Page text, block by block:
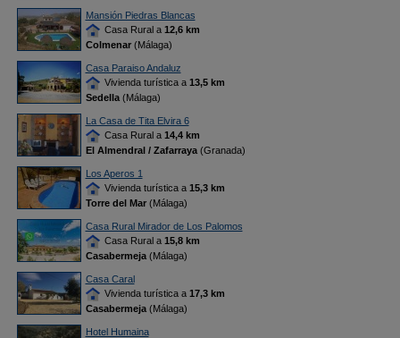
Mansión Piedras Blancas
Casa Rural a 12,6 km
Colmenar(Málaga)
Casa Paraiso Andaluz
Vivienda turística a 13,5 km
Sedella(Málaga)
La Casa de Tita Elvira 6
Casa Rural a 14,4 km
El Almendral / Zafarraya(Granada)
Los Aperos 1
Vivienda turística a 15,3 km
Torre del Mar(Málaga)
Casa Rural Mirador de Los Palomos
Casa Rural a 15,8 km
Casabermeja(Málaga)
Casa Caral
Vivienda turística a 17,3 km
Casabermeja(Málaga)
Hotel Humaina